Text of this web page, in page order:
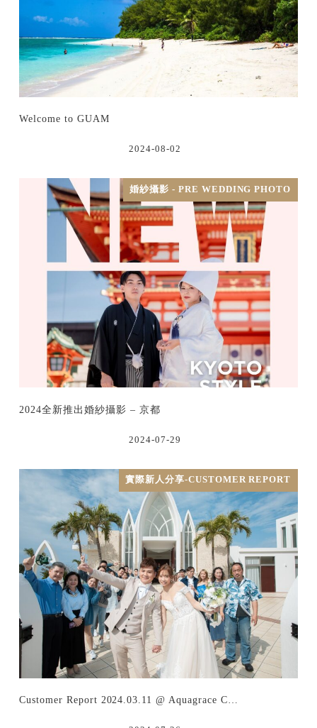
Welcome to GUAM
2024-08-02
婚紗攝影 - PRE WEDDING PHOTO
2024全新推出婚紗攝影 – 京都
2024-07-29
實際新人分享-CUSTOMER REPORT
Customer Report 2024.03.11 @ Aquagrace C…